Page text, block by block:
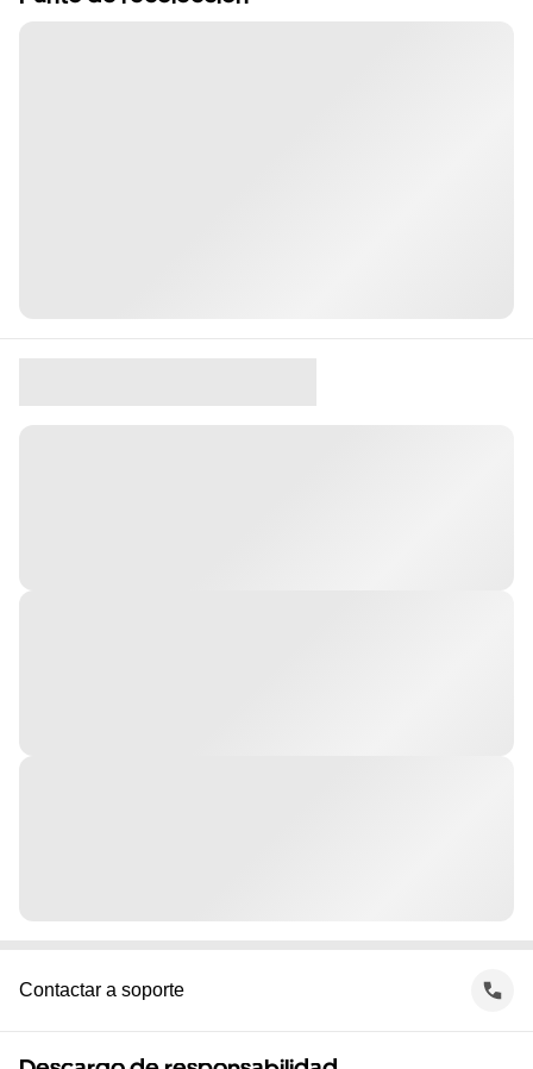
Contactar a soporte